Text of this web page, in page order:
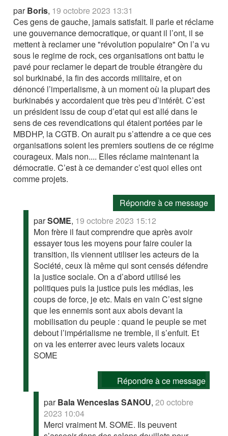
parBoris, 19 octobre 2023 13:31
Ces gens de gauche, jamais satisfait. Il parle et réclame
une gouvernance democratique, or quant il l’ont, il se
mettent à reclamer une "révolution populaire" On l’a vu
sous le regime de rock, ces organisations ont battu le
pavé pour reclamer le depart de trouble étrangère du
sol burkinabé, la fin des accords militaire, et on
dénoncé l’imperialisme, à un moment où la plupart des
burkinabés y accordaient que très peu d’intérêt. C’est
un président issu de coup d’etat qui est allé dans le
sens de ces revendications qui étaient portées par le
MBDHP, la CGTB. On aurait pu s’attendre a ce que ces
organisations soient les premiers soutiens de ce régime
courageux. Mais non.... Elles réclame maintenant la
démocratie. C’est à ce demander c’est quoi elles ont
comme projets.
Répondre à ce message
parSOME, 19 octobre 2023 15:12
Mon frère il faut comprendre que après avoir
essayer tous les moyens pour faire couler la
transition, ils viennent utiliser les acteurs de la
Société, ceux là même qui sont censés défendre
la justice sociale. On a d’abord utilisé les
politiques puis la justice puis les médias, les
coups de force, je etc. Mais en vain C’est signe
que les ennemis sont aux abois devant la
mobilisation du peuple : quand le peuple se met
debout l’impérialisme ne tremble, il s’enfuit. Et
on va les enterrer avec leurs valets locaux
SOME
Répondre à ce message
parBala Wenceslas SANOU,20 octobre
2023 10:04
Merci vraiment M. SOME. Ils peuvent